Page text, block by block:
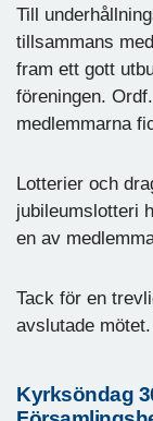
Till
tillsammans
fram ett gott
föreningen.
medlemmarna
Lotterier och
jubileumslotteri
en av
Tack för en
avslutade mötet.
Kyrksöndag